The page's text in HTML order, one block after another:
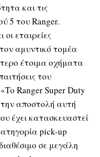
και τις
5 του Ranger.
εταιρείες
αμυντικό τομέα
έτοιμα οχήματα
του
Ranger Super Duty
αποστολή αυτή
έχει κατασκευαστεί
pick-up
σε μεγάλη